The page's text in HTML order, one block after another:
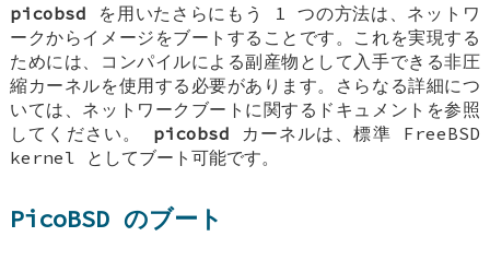
picobsd を用いたさらにもう 1 つの方法は、ネットワ
ークからイメージをブートすることです。これを実現する
ためには、コンパイルによる副産物として入手できる非圧
縮カーネルを使用する必要があります。さらなる詳細につ
いては、ネットワークブートに関するドキュメントを参照
してください。 picobsd カーネルは、標準 FreeBSD
kernel としてブート可能です。
PicoBSD のブート